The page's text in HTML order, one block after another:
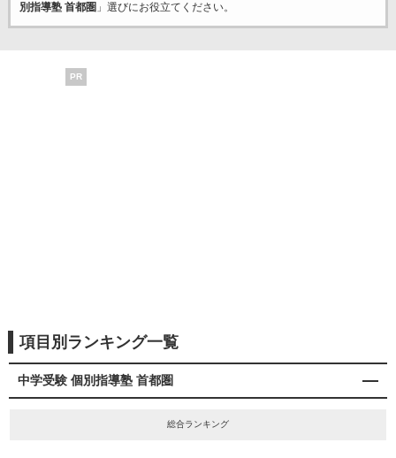
別指導塾 首都圏 」選びにお役立てください。
PR
項目別ランキング一覧
中学受験 個別指導塾 首都圏
総合ランキング